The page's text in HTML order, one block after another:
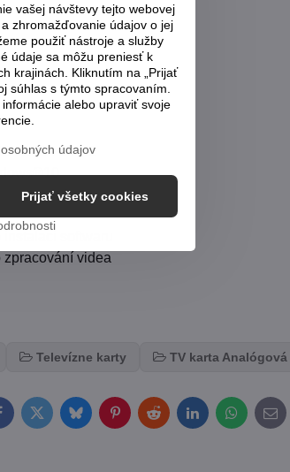
Athlon 64 X2
softwaru
zpracování videa
Televízne karty TV karta Analógová
TwitterBlueskyPinterestRedditLinkedInWhatsApp
E-
mail
vašej návštevy tejto webovej
zhromažďovanie údajov o jej
použiť nástroje a služby
údaje sa môžu preniesť k
krajinách. Kliknutím na „Prijať
súhlas s týmto spracovaním.
alebo upraviť svoje
údajov
Prijať všetky cookies